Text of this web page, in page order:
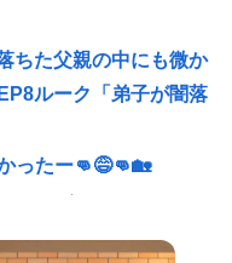
ちた父親の中にも微か
ルーク「弟子が闇落
ったー👊😅👊🏡
迷っているどっちが